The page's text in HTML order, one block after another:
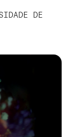
DE